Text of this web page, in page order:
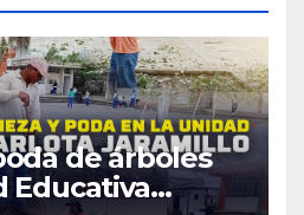
de árboles
Educativa